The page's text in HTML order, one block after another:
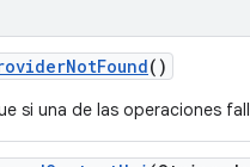
NotFound()
si una de las operaciones